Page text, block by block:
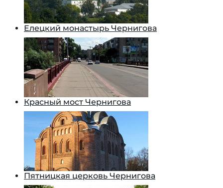
Елецкий монастырь Чернигова
Красный мост Чернигова
Пятницкая церковь Чернигова